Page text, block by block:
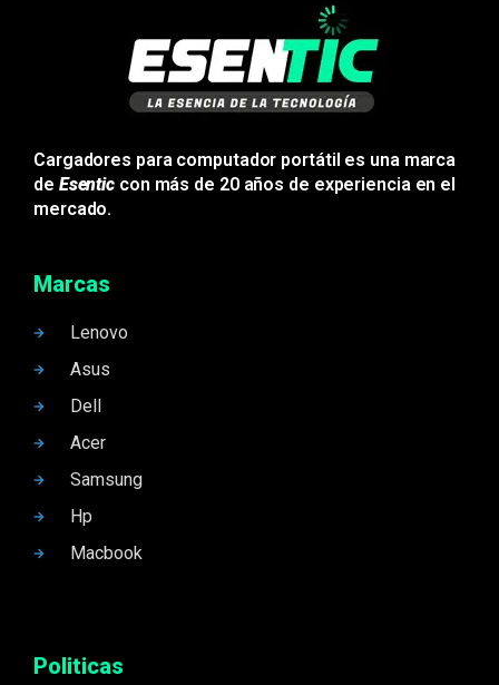
Cargadores para computador portátil es una marca
de Esentic con más de 20 años de experiencia en el
mercado.
Marcas
Lenovo
Asus
Dell
Acer
Samsung
Hp
Macbook
Politicas